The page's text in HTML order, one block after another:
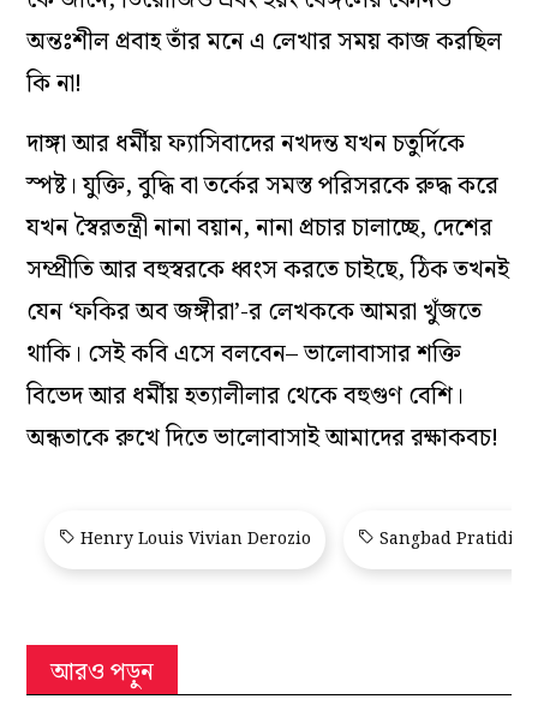
অন্তঃশীল প্রবাহ তাঁর মনে এ লেখার সময় কাজ করছিল
কি না!
দাঙ্গা আর ধর্মীয় ফ‌্যাসিবাদের নখদন্ত যখন চতুর্দিকে
স্পষ্ট। যুক্তি, বুদ্ধি বা তর্কের সমস্ত পরিসরকে রুদ্ধ করে
যখন স্বৈরতন্ত্রী নানা বয়ান, নানা প্রচার চালাচ্ছে, দেশের
সম্প্রীতি আর বহুস্বরকে ধ্বংস করতে চাইছে, ঠিক তখনই
যেন ‘ফকির অব জঙ্গীরা’-র লেখককে আমরা খুঁজতে
থাকি। সেই কবি এসে বলবেন– ভালোবাসার শক্তি
বিভেদ আর ধর্মীয় হত‌্যালীলার থেকে বহুগুণ বেশি।
অন্ধতাকে রুখে দিতে ভালোবাসাই আমাদের রক্ষাকবচ!
Henry Louis Vivian Derozio Sangbad Pratidin
আরও পড়ুন